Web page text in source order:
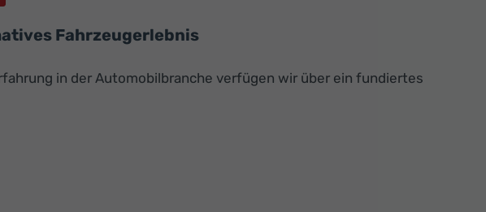
Fahrzeugerlebnis
in der Automobilbranche verfügen wir über ein fundiertes